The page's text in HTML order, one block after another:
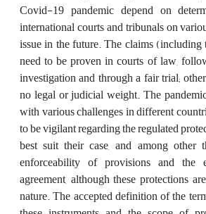
Covid-19 pandemic depend on
international courts and tribunals on
issue in the future. The claims (including
need to be proven in courts of law,
investigation and through a fair trial;
no legal or judicial weight. The
with various challenges in different
to be vigilant regarding the regulated
best suit their case, and among other
enforceability of provisions and
agreement, although these protections
nature. The accepted definition of the